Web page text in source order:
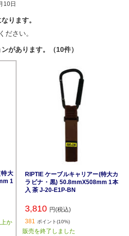
10日
ります。
ださい。
があります。（10件）
大
1
か
RIPTIE ケーブルキャリアー(特大カ
ラビナ・黒) 50.8mmX508mm 1本
入 茶 J-20-E1P-BN
3,810 円(税込)
381 ポイント(10%)
販売を終了しました